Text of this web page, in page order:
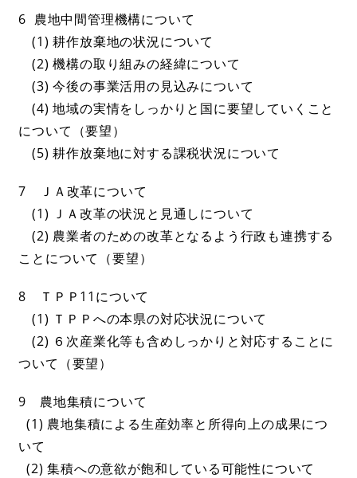
6 農地中間管理機構について
(1) 耕作放棄地の状況について
(2) 機構の取り組みの経緯について
(3) 今後の事業活用の見込みについて
(4) 地域の実情をしっかりと国に要望していくこと
について（要望）
(5) 耕作放棄地に対する課税状況について
7 ＪＡ改革について
(1) ＪＡ改革の状況と見通しについて
(2) 農業者のための改革となるよう行政も連携する
ことについて（要望）
8 ＴＰＰ11について
(1) ＴＰＰへの本県の対応状況について
(2) ６次産業化等も含めしっかりと対応することに
ついて（要望）
9 農地集積について
(1) 農地集積による生産効率と所得向上の成果につ
いて
(2) 集積への意欲が飽和している可能性について